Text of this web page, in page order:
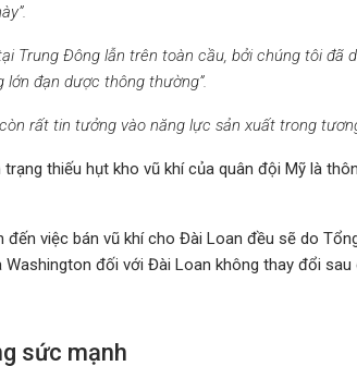
Trung Đông lẫn trên toàn cầu, bởi chúng tôi đã
đạn dược thông thường”.
rất tin tưởng vào năng lực sản xuất trong
thiếu hụt kho vũ khí của quân đội Mỹ là
việc bán vũ khí cho Đài Loan đều sẽ do
đối với Đài Loan không thay đổi sau
sức mạnh